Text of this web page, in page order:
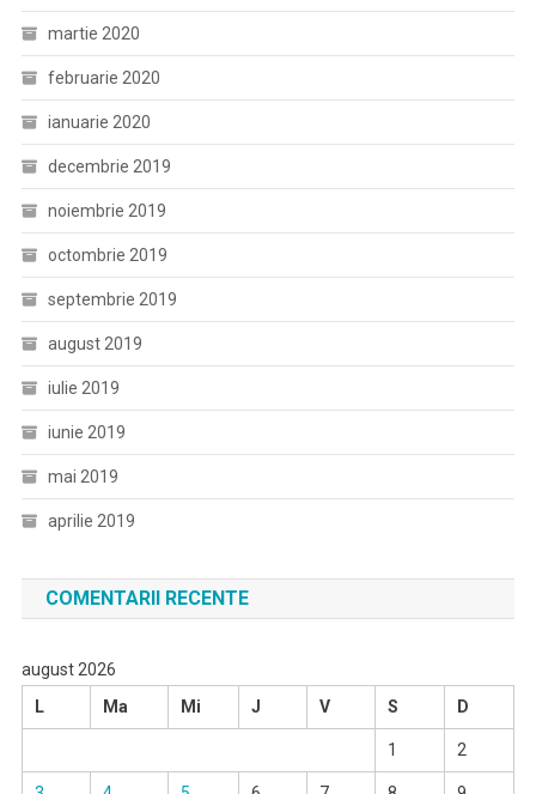
martie 2020
februarie 2020
ianuarie 2020
decembrie 2019
noiembrie 2019
octombrie 2019
septembrie 2019
august 2019
iulie 2019
iunie 2019
mai 2019
aprilie 2019
COMENTARII RECENTE
august 2026
L
Ma Mi J V S D
1 2